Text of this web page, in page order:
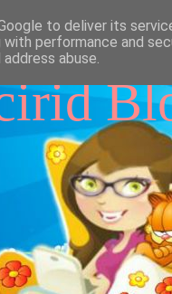
to deliver its
with performance and
abuse.